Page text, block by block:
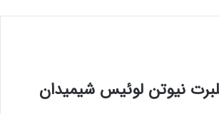
نیوتن لوئیس شیمیدان